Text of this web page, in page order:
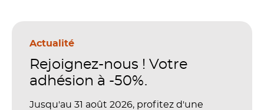
Actualité
Rejoignez-nous ! Votre
adhésion à -50%.
Jusqu'au 31 août 2026, profitez d'une